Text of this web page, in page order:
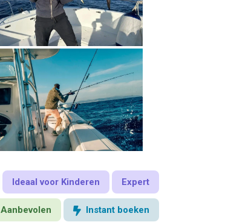
Ideaal voor Kinderen Expert
Aanbevolen Instant boeken